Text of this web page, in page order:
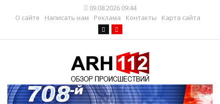
09.08.2026 09:44
О сайте
Написать нам Реклама Контакты Карта сайта